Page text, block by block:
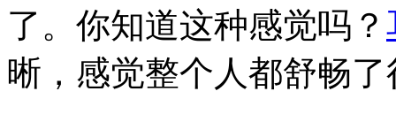
了。你知道这种感觉吗？
晰，感觉整个人都舒畅了